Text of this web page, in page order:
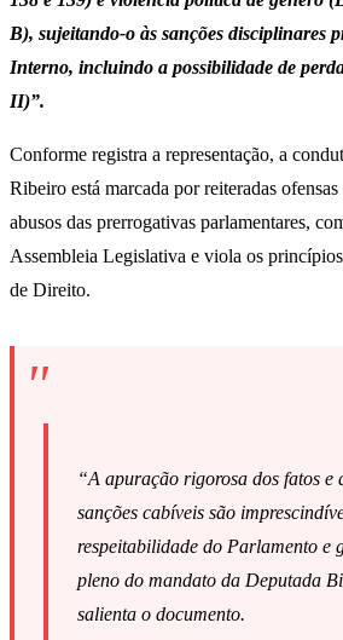
B), sujeitando-o às sanções disciplinares
Interno, incluindo a possibilidade de
II)”.
Conforme registra a representação, a
Ribeiro está marcada por reiteradas
abusos das prerrogativas parlamentares,
Assembleia Legislativa e viola os
de Direito.
“A apuração rigorosa dos fatos e
sanções cabíveis são
respeitabilidade do Parlamento e
pleno do mandato da Deputada
salienta o documento.